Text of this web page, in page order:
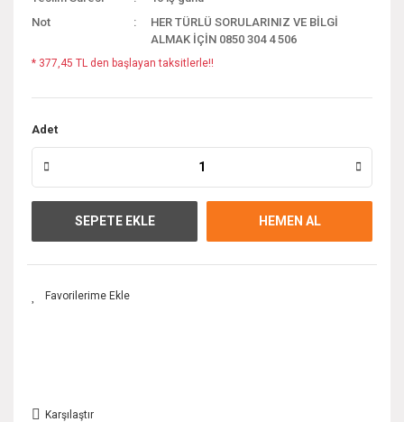
Not
HER TÜRLÜ SORULARINIZ VE BİLGİ
ALMAK İÇİN 0850 304 4 506
* 377,45 TL den başlayan taksitlerle!!
Adet
SEPETE EKLE HEMEN AL
Karşılaştır